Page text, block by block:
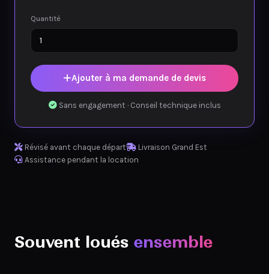
Quantité
Ajouter à ma demande de devis
Sans engagement · Conseil technique inclus
Révisé avant chaque départ
Livraison Grand Est
Assistance pendant la location
Souvent loués ensemble